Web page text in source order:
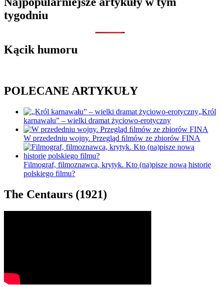
tygodniu
Kącik humoru
POLECANE ARTYKUŁY
„Król
karnawału” – wielki dramat życiowo-erotyczny
W przededniu wojny. Przegląd ﬁlmów ze zbiorów FINA
Filmograf, filmoznawca, krytyk. Kto (na)pisze nową historię
polskiego filmu?
The Centaurs (1921)